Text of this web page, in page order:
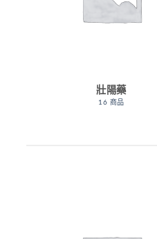
壯陽藥
16 商品